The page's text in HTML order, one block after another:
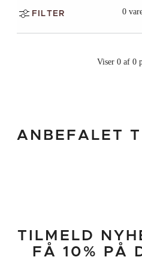
FILTER 0
Viser 0 af 0
ANBEFALET
TILMELD
FÅ 10% PÅ